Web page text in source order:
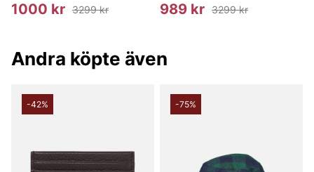
1000 kr 3299 kr 989 kr 3299 kr
Andra köpte även
-42% -75%